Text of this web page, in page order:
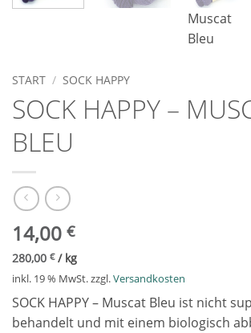
Muscat
Bleu
START / SOCK HAPPY
SOCK HAPPY –
BLEU
14,00 €
280,00 €/ kg
inkl. 19 % MwSt.zzgl.Versandkosten
SOCK HAPPY – Muscat Bleu ist nicht
behandelt und mit einem biologisch